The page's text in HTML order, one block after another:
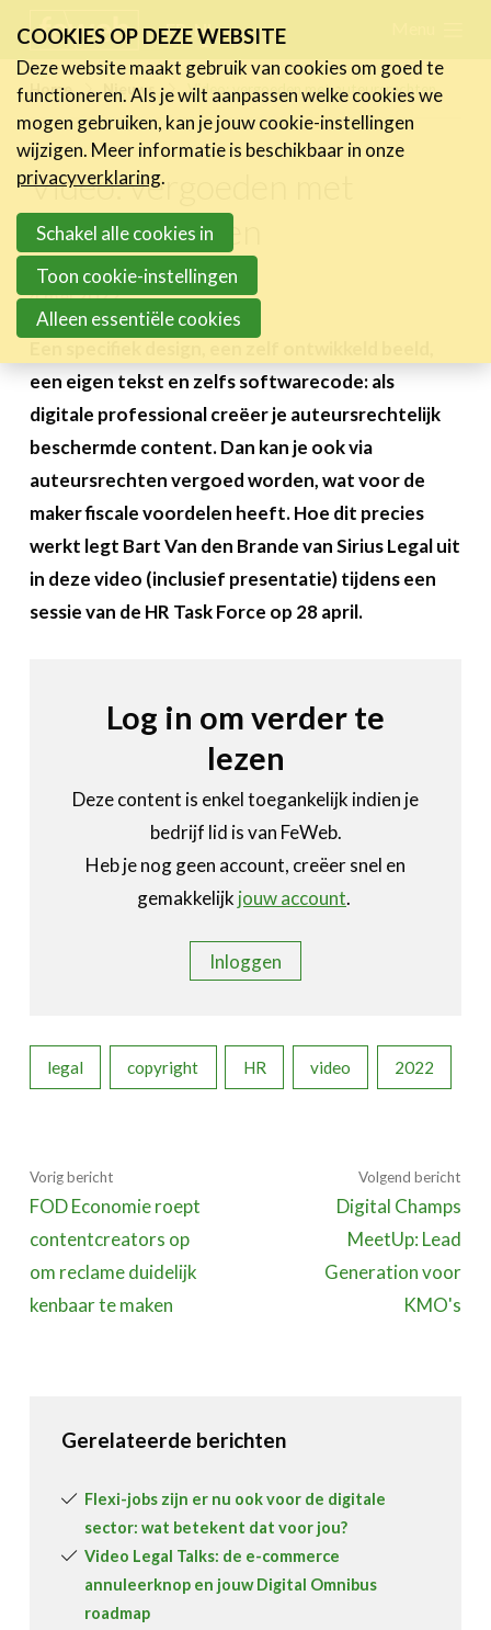
links
Jump
to
navigation
to
main
content
FR NL
Home Nieuws Video: vergoeden met auteursrechten
Video: vergoeden met
auteursrechten
4 mei 2022
een eigen tekst en zelfs softwarecode: als
digitale professional creëer je auteursrechtelijk
beschermde content. Dan kan je ook via
auteursrechten vergoed worden, wat voor de
maker fiscale voordelen heeft. Hoe dit precies
werkt legt Bart Van den Brande van Sirius Legal uit
in deze video (inclusief presentatie) tijdens een
sessie van de HR Task Force op 28 april.
Log in om verder te
lezen
Deze content is enkel toegankelijk indien je
bedrijf lid is van FeWeb.
Heb je nog geen account, creëer snel en
gemakkelijk jouw account.
Inloggen
legal copyright HR video 2022
Vorig bericht
FOD Economie roept
contentcreators op
om reclame duidelijk
kenbaar te maken
Volgend bericht
Digital Champs
MeetUp: Lead
Generation voor
KMO's
Gerelateerde berichten
Flexi-jobs zijn er nu ook voor de digitale
sector: wat betekent dat voor jou?
Video Legal Talks: de e-commerce
annuleerknop en jouw Digital Omnibus
roadmap
Nieuws
Nieuwsberichten
FeWeb Videos
Jobs in de sector
Activiteiten
Cases
Expertise
Toolbox
Bedrijvenzoeker
Over FeWeb
Lid worden Account
Zoeken
COOKIES OP DEZE WEBSITE
Deze website maakt gebruik van cookies om goed te
functioneren. Als je wilt aanpassen welke cookies we
mogen gebruiken, kan je jouw cookie-instellingen
wijzigen. Meer informatie is beschikbaar in onze
privacyverklaring.
Schakel alle cookies in
Toon cookie-instellingen
Alleen essentiële cookies